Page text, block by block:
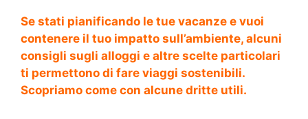
Se stati pianificando le tue vacanze e vuoi
contenere il tuo impatto sull’ambiente, alcuni
consigli sugli alloggi e altre scelte particolari
ti permettono di fare viaggi sostenibili.
Scopriamo come con alcune dritte utili.